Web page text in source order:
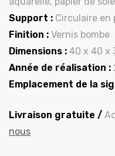
Support : Circulaire en
Finition : Vernis bombe
Dimensions : 40 x 40 x
Année de réalisation :
Emplacement de la
Livraison gratuite /
nous